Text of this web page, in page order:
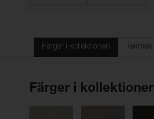
Färger i kollektionen
Färger i